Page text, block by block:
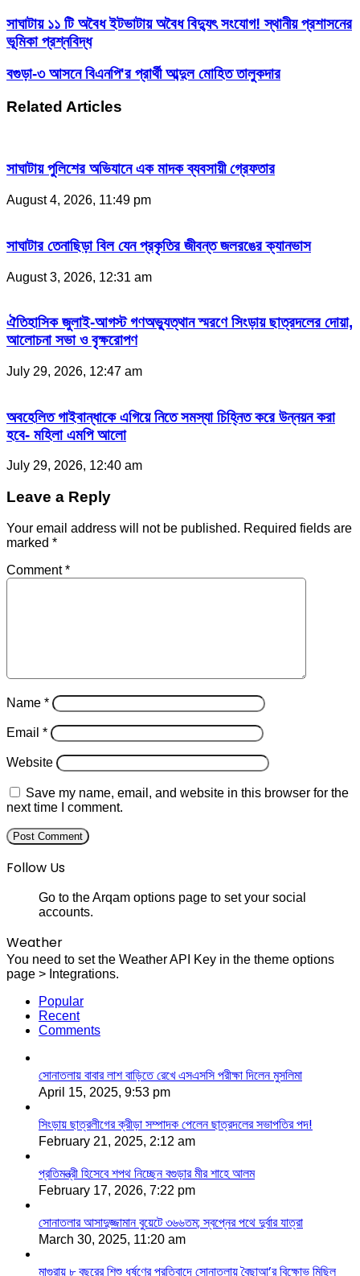
সাঘাটায় ১১ টি অবৈধ ইটভাটায় অবৈধ বিদ্যুৎ সংযোগ! স্থানীয় প্রশাসনের
ভূমিকা প্রশ্নবিদ্ধ
বগুড়া-৩ আসনে বিএনপি'র প্রার্থী আব্দুল মোহিত তালুকদার
Related Articles
সাঘাটায় পুলিশের অভিযানে এক মাদক ব্যবসায়ী গ্রেফতার
August 4, 2026, 11:49 pm
সাঘাটার তেনাছিড়া বিল যেন প্রকৃতির জীবন্ত জলরঙের ক্যানভাস
August 3, 2026, 12:31 am
ঐতিহাসিক জুলাই-আগস্ট গণঅভ্যুত্থান স্মরণে সিংড়ায় ছাত্রদলের দোয়া,
আলোচনা সভা ও বৃক্ষরোপণ
July 29, 2026, 12:47 am
অবহেলিত গাইবান্ধাকে এগিয়ে নিতে সমস্যা চিহ্নিত করে উন্নয়ন করা
হবে- মহিলা এমপি আলো
July 29, 2026, 12:40 am
Leave a Reply
Your email address will not be published. Required fields are
marked *
Comment*
Name *
Email *
Website
Save my name, email, and website in this browser for the
next time I comment.
Follow Us
Go to the Arqam options page to set your social
accounts.
Weather
You need to set the Weather API Key in the theme options
page > Integrations.
Popular
Recent
Comments
সোনাতলায় বাবার লাশ বাড়িতে রেখে এসএসসি পরীক্ষা দিলেন মুসলিমা
April 15, 2025, 9:53 pm
সিংড়ায় ছাত্রলীগের ক্রীড়া সম্পাদক পেলেন ছাত্রদলের সভাপতির পদ!
February 21, 2025, 2:12 am
প্রতিমন্ত্রী হিসেবে শপথ নিচ্ছেন বগুড়ার মীর শাহে আলম
February 17, 2026, 7:22 pm
সোনাতলার আসাদুজ্জামান বুয়েটে ৩৬৬তম; স্বপ্নের পথে দুর্বার যাত্রা
March 30, 2025, 11:20 am
মাগুরায় ৮ বছরের শিশু ধর্ষণের প্রতিবাদে সোনাতলায় বৈছাআ’র বিক্ষোভ মিছিল